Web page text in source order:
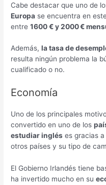
Cabe destacar que uno de
Europa se encuentra en
entre1600 € y 2000 €
Además,la tasa de
resulta ningún problema la
cualificado o no.
Economía
Uno de los principales
convertido en uno de los
estudiar inglés es gracias
otros países y su tipo de
El Gobierno Irlandés tiene
ha invertido mucho en su